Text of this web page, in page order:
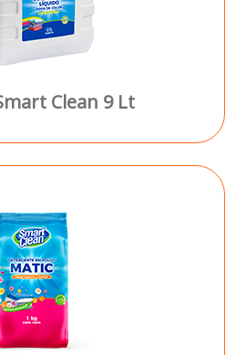
Clean 9 Lt